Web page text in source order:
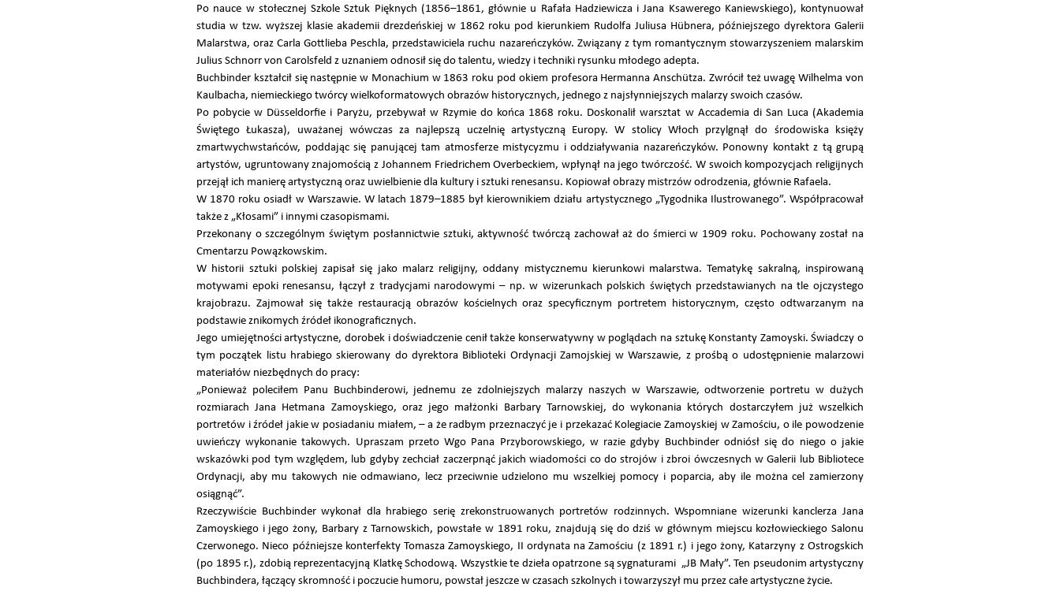
Po nauce w stołecznej Szkole Sztuk Pięknych (1856–1861, głównie u Rafała Hadziewicza i Jana Ksawerego Kaniewskiego), kontynuował
studia w tzw. wyższej klasie akademii drezdeńskiej w 1862 roku pod kierunkiem Rudolfa Juliusa Hübnera, późniejszego dyrektora Galerii
Malarstwa, oraz Carla Gottlieba Peschla, przedstawiciela ruchu nazareńczyków. Związany z tym romantycznym stowarzyszeniem malarskim
Julius Schnorr von Carolsfeld z uznaniem odnosił się do talentu, wiedzy i techniki rysunku młodego adepta.
Buchbinder kształcił się następnie w Monachium w 1863 roku pod okiem profesora Hermanna Anschütza. Zwrócił też uwagę Wilhelma von
Kaulbacha, niemieckiego twórcy wielkoformatowych obrazów historycznych, jednego z najsłynniejszych malarzy swoich czasów.
Po pobycie w Düsseldorfie i Paryżu, przebywał w Rzymie do końca 1868 roku. Doskonalił warsztat w Accademia di San Luca (Akademia
Świętego Łukasza), uważanej wówczas za najlepszą uczelnię artystyczną Europy. W stolicy Włoch przylgnął do środowiska księży
zmartwychwstańców, poddając się panującej tam atmosferze mistycyzmu i oddziaływania nazareńczyków. Ponowny kontakt z tą grupą
artystów, ugruntowany znajomością z Johannem Friedrichem Overbeckiem, wpłynął na jego twórczość. W swoich kompozycjach religijnych
przejął ich manierę artystyczną oraz uwielbienie dla kultury i sztuki renesansu. Kopiował obrazy mistrzów odrodzenia, głównie Rafaela.
W 1870 roku osiadł w Warszawie. W latach 1879–1885 był kierownikiem działu artystycznego „Tygodnika Ilustrowanego”. Współpracował
także z „Kłosami” i innymi czasopismami.
Przekonany o szczególnym świętym posłannictwie sztuki, aktywność twórczą zachował aż do śmierci w 1909 roku. Pochowany został na
Cmentarzu Powązkowskim.
W historii sztuki polskiej zapisał się jako malarz religijny, oddany mistycznemu kierunkowi malarstwa. Tematykę sakralną, inspirowaną
motywami epoki renesansu, łączył z tradycjami narodowymi – np. w wizerunkach polskich świętych przedstawianych na tle ojczystego
krajobrazu. Zajmował się także restauracją obrazów kościelnych oraz specyficznym portretem historycznym, często odtwarzanym na
podstawie znikomych źródeł ikonograficznych.
Jego umiejętności artystyczne, dorobek i doświadczenie cenił także konserwatywny w poglądach na sztukę Konstanty Zamoyski. Świadczy o
tym początek listu hrabiego skierowany do dyrektora Biblioteki Ordynacji Zamojskiej w Warszawie, z prośbą o udostępnienie malarzowi
materiałów niezbędnych do pracy:
„Ponieważ poleciłem Panu Buchbinderowi, jednemu ze zdolniejszych malarzy naszych w Warszawie, odtworzenie portretu w dużych
rozmiarach Jana Hetmana Zamoyskiego, oraz jego małżonki Barbary Tarnowskiej, do wykonania których dostarczyłem już wszelkich
portretów i źródeł jakie w posiadaniu miałem, – a że radbym przeznaczyć je i przekazać Kolegiacie Zamoyskiej w Zamościu, o ile powodzenie
uwieńczy wykonanie takowych. Upraszam przeto Wgo Pana Przyborowskiego, w razie gdyby Buchbinder odniósł się do niego o jakie
wskazówki pod tym względem, lub gdyby zechciał zaczerpnąć jakich wiadomości co do strojów i zbroi ówczesnych w Galerii lub Bibliotece
Ordynacji, aby mu takowych nie odmawiano, lecz przeciwnie udzielono mu wszelkiej pomocy i poparcia, aby ile można cel zamierzony
osiągnąć”.
Rzeczywiście Buchbinder wykonał dla hrabiego serię zrekonstruowanych portretów rodzinnych. Wspomniane wizerunki kanclerza Jana
Zamoyskiego i jego żony, Barbary z Tarnowskich, powstałe w 1891 roku, znajdują się do dziś w głównym miejscu kozłowieckiego Salonu
Czerwonego. Nieco późniejsze konterfekty Tomasza Zamoyskiego, II ordynata na Zamościu (z 1891 r.) i jego żony, Katarzyny z Ostrogskich
(po 1895 r.), zdobią reprezentacyjną Klatkę Schodową. Wszystkie te dzieła opatrzone są sygnaturami „JB Mały”. Ten pseudonim artystyczny
Buchbindera, łączący skromność i poczucie humoru, powstał jeszcze w czasach szkolnych i towarzyszył mu przez całe artystyczne życie.